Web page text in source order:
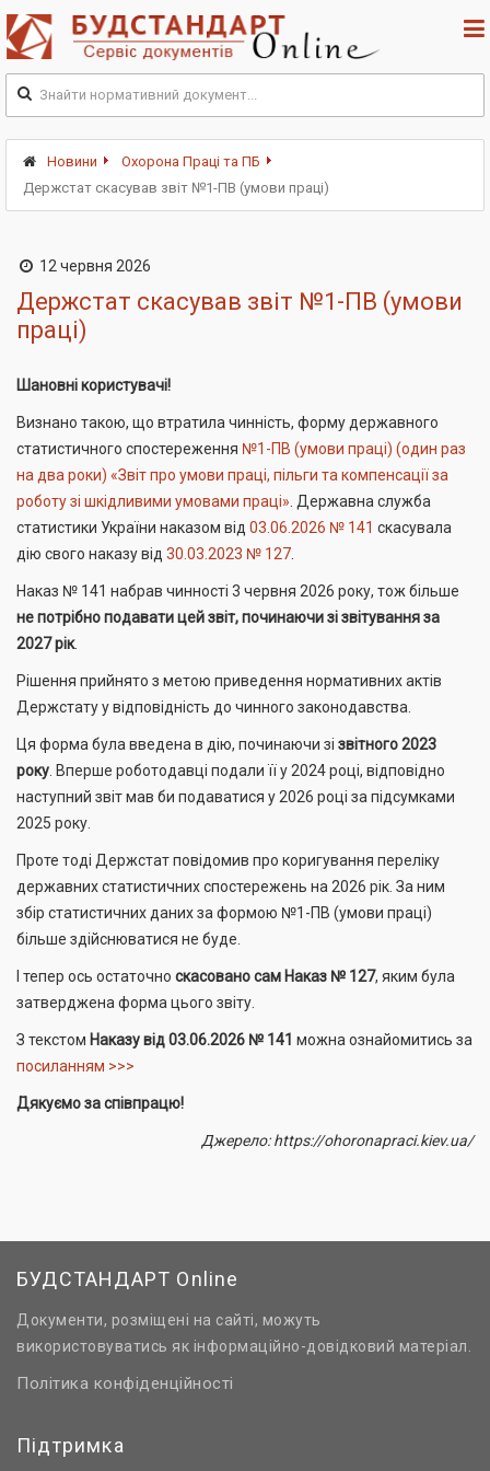
Новини
Охорона Праці та ПБ
Держстат скасував звіт №1-ПВ (умови праці)
12 червня 2026
Держстат скасував звіт №1-ПВ (умови
праці)
Шановні користувачі!
Визнано такою, що втратила чинність, форму державного
статистичного спостереження №1-ПВ (умови праці) (один раз
на два роки) «Звіт про умови праці, пільги та компенсації за
роботу зі шкідливими умовами праці». Державна служба
статистики України наказом від 03.06.2026 № 141 скасувала
дію свого наказу від 30.03.2023 № 127.
Наказ № 141 набрав чинності 3 червня 2026 року, тож більше
не потрібно подавати цей звіт, починаючи зі звітування за
2027 рік.
Рішення прийнято з метою приведення нормативних актів
Держстату у відповідність до чинного законодавства.
Ця форма була введена в дію, починаючи зі звітного 2023
року. Вперше роботодавці подали її у 2024 році, відповідно
наступний звіт мав би подаватися у 2026 році за підсумками
2025 року.
Проте тоді Держстат повідомив про коригування переліку
державних статистичних спостережень на 2026 рік. За ним
збір статистичних даних за формою №1-ПВ (умови праці)
більше здійснюватися не буде.
І тепер ось остаточно скасовано сам Наказ № 127, яким була
затверджена форма цього звіту.
З текстом Наказу від 03.06.2026 № 141 можна ознайомитись за
посиланням >>>
Дякуємо за співпрацю!
Джерело: https://ohoronapraci.kiev.ua/
БУДСТАНДАРТ Online
Документи, розміщені на сайті, можуть
використовуватись як інформаційно-довідковий матеріал.
Політика конфіденційності
Підтримка